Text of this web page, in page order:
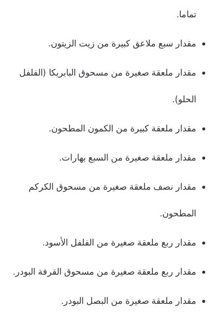
تماما.
مقدار سبع ملاعق كبيرة من زيت الزيتون.
مقدار ملعقة صغيرة من مسحوق البابريكا (الفلفل
الحلو).
مقدار ملعقة كبيرة من الكمون المطحون.
مقدار ملعقة صغيرة من السبع بهارات.
مقدار نصف ملعقة صغيرة من مسحوق الكركم
المطحون.
مقدار ربع ملعقة صغيرة من الفلفل الأسود.
مقدار ربع ملعقة صغيرة من مسحوق القرفة البودر.
مقدار ملعقة صغيرة من البصل البودر.